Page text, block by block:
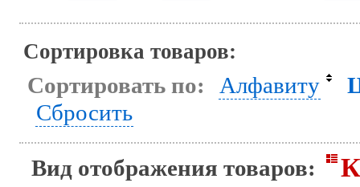
Сортировка товаров:
Сортировать по: Алфавиту
Сбросить
Вид отображения товаров: